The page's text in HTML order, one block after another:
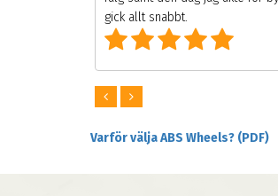
gick allt snabbt.
Varför välja ABS Wheels? (PDF)